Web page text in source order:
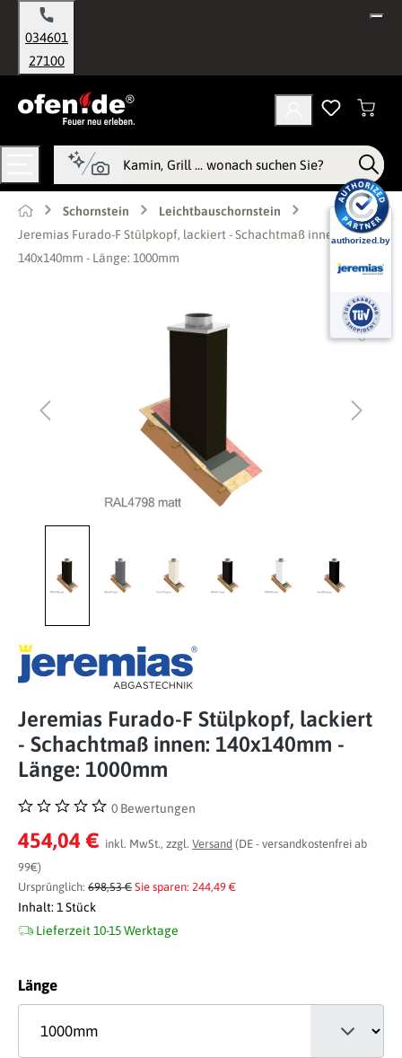
springen
034601
27100
Schornstein
Leichtbauschornstein
Jeremias Furado-F Stülpkopf, lackiert - Schachtmaß innen:
140x140mm - Länge: 1000mm
Jeremias Furado-F Stülpkopf, lackiert
- Schachtmaß innen: 140x140mm -
Länge: 1000mm
Durchschnittliche Bewertung von 0 von 5 Sternen
0 Bewertungen
454,04 € inkl. MwSt., zzgl. Versand (DE - versandkostenfrei ab
99€)
Ursprünglich: 698,53 € Sie sparen: 244,49 €
Inhalt: 1 Stück
Lieferzeit 10-15 Werktage
Längeauswählen